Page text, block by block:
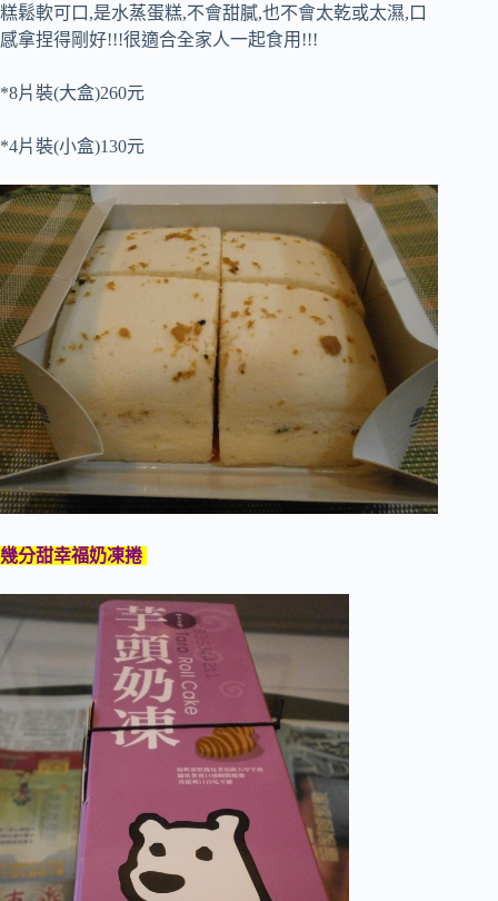
糕鬆軟可口,是水蒸蛋糕,不會甜膩,也不會太乾或太濕,口
感拿捏得剛好!!!很適合全家人一起食用!!!
*8片裝(大盒)260元
*4片裝(小盒)130元
幾分甜幸福奶凍捲